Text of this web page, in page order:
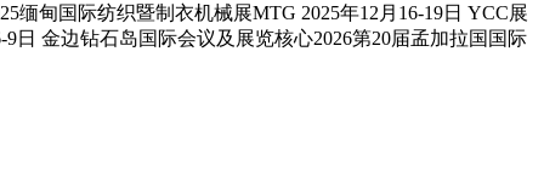
缅甸国际纺织暨制衣机械展MTG 2025年12月16-19日 YCC展
日 金边钻石岛国际会议及展览核心2026第20届孟加拉国国际